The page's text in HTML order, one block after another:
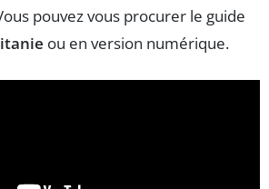
pouvez vous procurer le guide
ou en version numérique.